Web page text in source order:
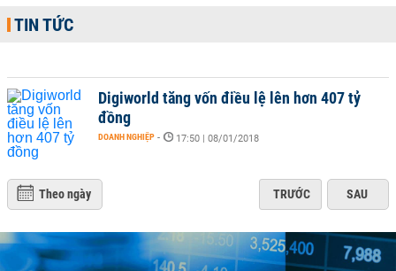
TIN TỨC
Digiworld tăng vốn điều lệ lên hơn 407 tỷ
đồng
DOANH NGHIỆP - 17:50 | 08/01/2018
Theo ngày TRƯỚC SAU